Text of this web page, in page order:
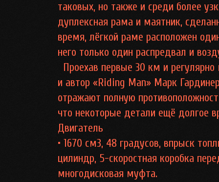
таковых, но также и среди более
дуплексная рама и маятник,
время, лёгкой раме расположен
него только один распредвал и
Проехав первые 30 км и
и автор «Riding Man» Марк
отражают полную
что некоторые детали ещё долгое
Двигатель
• 1670 см3, 48 градусов, впрыск
цилиндр, 5-скоростная коробка
многодисковая муфта.